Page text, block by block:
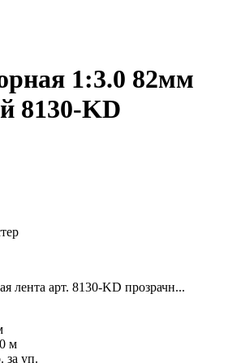
1:3.0 82мм
8130-KD
лента арт. 8130-KD прозрачн...
м
за уп.